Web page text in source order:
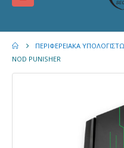
ΠΕΡΙΦΕΡΕΙΑΚΆ
NOD PUNISHER